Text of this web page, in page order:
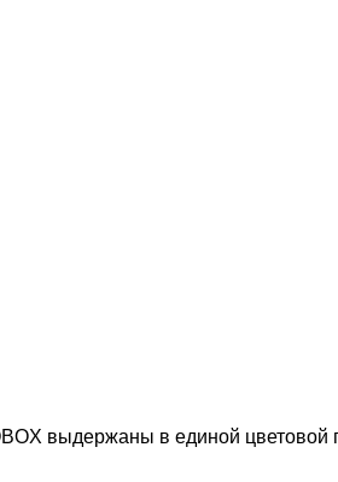
выдержаны в единой цветовой